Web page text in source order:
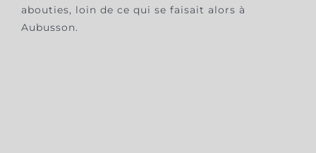
abouties, loin de ce qui se faisait alors à
Aubusson.